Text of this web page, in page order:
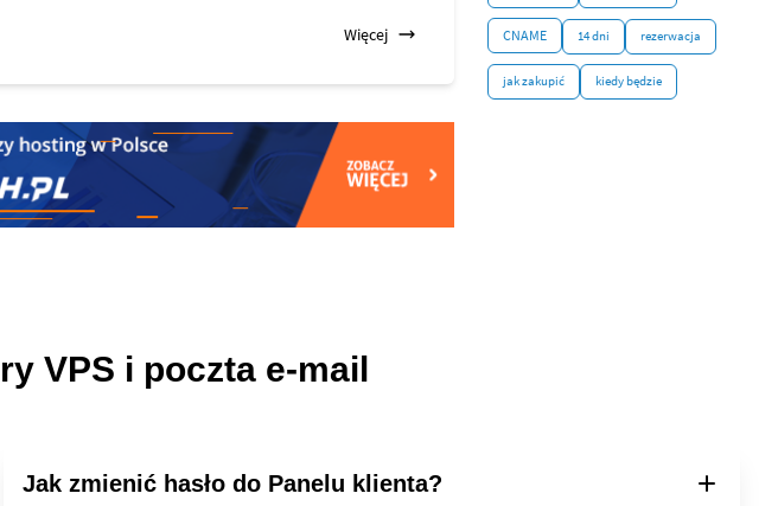
Więcej CNAME 14 dni rezerwacja
jak zakupić kiedy będzie
VPS i poczta e-mail
Jak zmienić hasło do Panelu klienta?